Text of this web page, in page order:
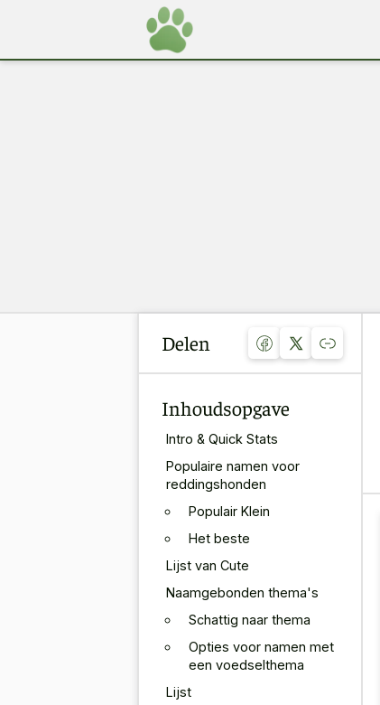
Delen
Inhoudsopgave
Intro & Quick Stats
Populaire namen voor
reddingshonden
Populair Klein
Het beste
Lijst van Cute
Naamgebonden thema's
Schattig naar thema
Opties voor namen met
een voedselthema
Lijst